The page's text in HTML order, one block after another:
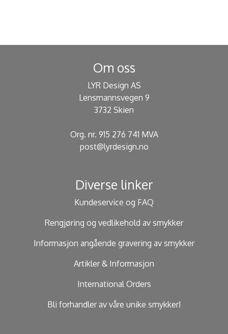
Om oss
LYR Design AS
Lensmannsvegen 9
3732 Skien
Org. nr. 915 276 741 MVA
post@lyrdesign.no
Diverse linker
Kundeservice og FAQ
Rengjøring og vedlikehold av smykker
Informasjon angående gravering av smykker
Artikler & Informasjon
International Orders
Bli forhandler av våre unike smykker!